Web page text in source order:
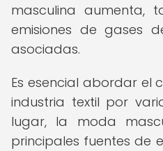
masculina aumenta,
emisiones de gases
asociadas.
Es esencial abordar el
industria textil por
lugar, la moda
principales fuentes de